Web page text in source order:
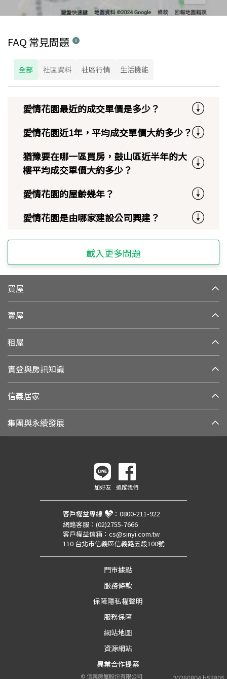
FAQ 常見問題
全部 社區資料 社區行情 生活機能
愛情花園最近的成交單價是多少？
愛情花園近1年，平均成交單價大約多少？
猶豫要在哪一區買房，鼓山區近半年的大
樓平均成交單價大約多少？
愛情花園的屋齡幾年？
愛情花園是由哪家建設公司興建？
載入更多問題
買屋
賣屋
租屋
實登與房訊知識
信義居家
集團與永續發展
加好友 追蹤我們
客戶權益專線 ： 0800-211-922
網路客服： (02)2755-7666
客戶權益信箱： cs@sinyi.com.tw
110 台北市信義區信義路五段100號
門市據點
服務條款
保障隱私權聲明
服務保障
網站地圖
資源網站
異業合作提案
©信義房屋股份有限公司